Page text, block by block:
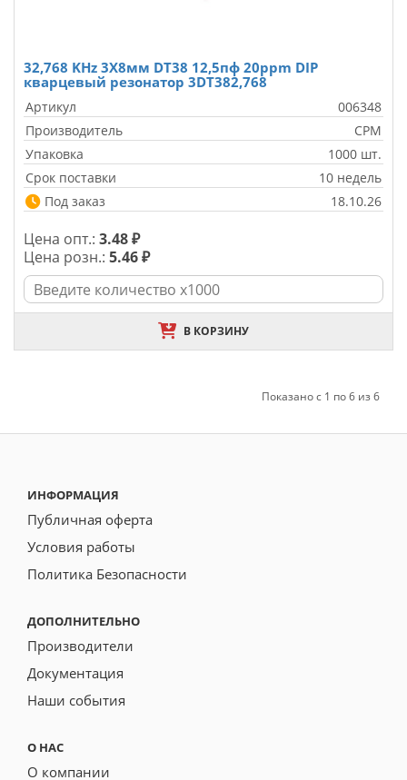
32,768 KHz 3X8мм DT38 12,5пф 20ppm DIP
кварцевый резонатор 3DT382,768
Артикул
006348
Производитель
CPM
Упаковка
1000 шт.
Срок поставки
10 недель
Под заказ
18.10.26
Цена опт.: 3.48 ₽
Цена розн.: 5.46 ₽
В КОРЗИНУ
Показано с 1 по 6 из 6
ИНФОРМАЦИЯ
Публичная оферта
Условия работы
Политика Безопасности
ДОПОЛНИТЕЛЬНО
Производители
Документация
Наши события
О НАС
О компании